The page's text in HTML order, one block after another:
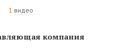
1 видео
компания